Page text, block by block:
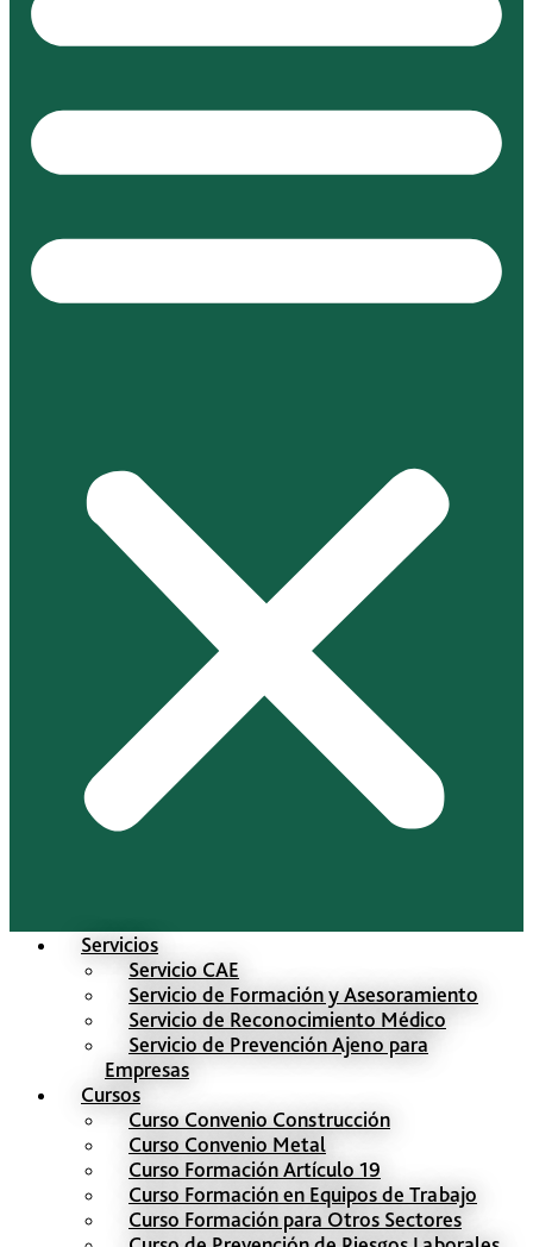
Servicios
Servicio CAE
Servicio de Formación y Asesoramiento
Servicio de Reconocimiento Médico
Servicio de Prevención Ajeno para
Empresas
Cursos
Curso Convenio Construcción
Curso Convenio Metal
Curso Formación Artículo 19
Curso Formación en Equipos de Trabajo
Curso Formación para Otros Sectores